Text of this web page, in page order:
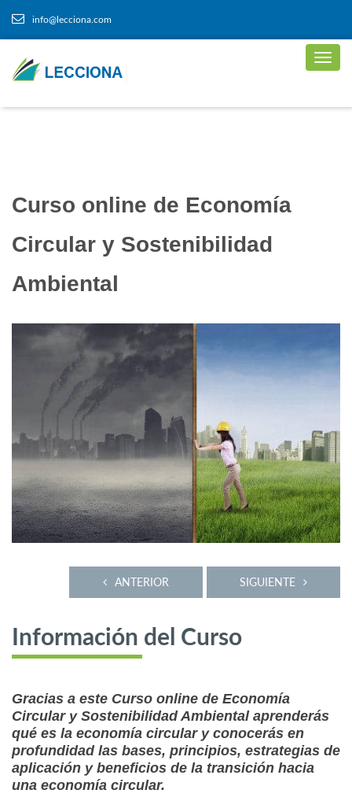
info@lecciona.com
Curso online de Economía
Circular y Sostenibilidad
Ambiental
SIGUIENTE
ANTERIOR
Información del Curso
Gracias a este Curso online de Economía
Circular y Sostenibilidad Ambiental aprenderás
qué es la economía circular y conocerás en
profundidad las bases, principios, estrategias de
aplicación y beneficios de la transición hacia
una economía circular.